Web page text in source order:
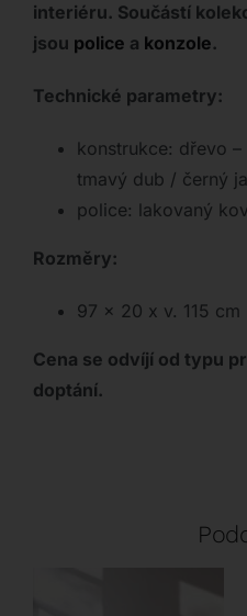
interiéru. Součástí
jsou police a konzole.
Technické parametry:
konstrukce: dřevo
tmavý dub / černý
police: lakovaný
Rozměry:
97 x 20 x v. 115 cm
Cena se odvíjí od typu
doptání.